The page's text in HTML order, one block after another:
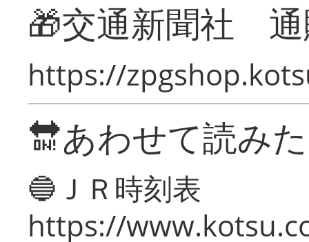
🎁交通新聞社
https://
🔛あわせて読み
🔵ＪＲ時刻表
https://